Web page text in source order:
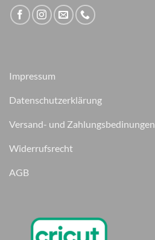
Impressum
Datenschutzerklärung
Versand- und Zahlungsbedinungen
Widerrufsrecht
AGB